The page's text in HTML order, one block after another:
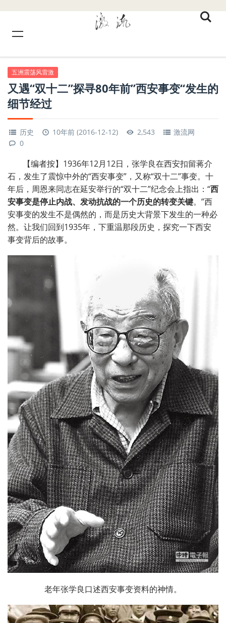
五洲震荡风雷激
又遇“双十二”探寻80年前”西安事变“发生的
细节经过
历史 10年前 (2016-12-12) 2,543
激流网
0
【编者按】1936年12月12日，张学良在西安扣留蒋介
石，发生了震惊中外的“西安事变”，又称“双十二”事变。十
年后，周恩来同志在延安举行的“双十二”纪念会上指出：“西
安事变是停止内战、发动抗战的一个历史的转变关键。”西
安事变的发生不是偶然的，而是历史大背景下发生的一种必
然。让我们回到1935年，下重温那段历史，探究一下西安
事变背后的故事。
老年张学良口述西安事变资料的神情。